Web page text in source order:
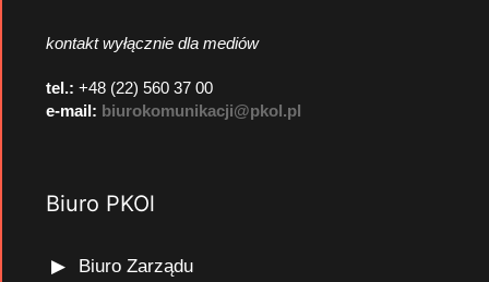
kontakt wyłącznie dla mediów
tel.: +48 (22) 560 37 00
e-mail: biurokomunikacji@pkol.pl
Biuro PKOl
Biuro Zarządu